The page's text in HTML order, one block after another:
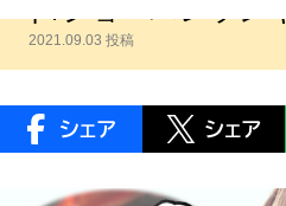
2021.09.03 投稿